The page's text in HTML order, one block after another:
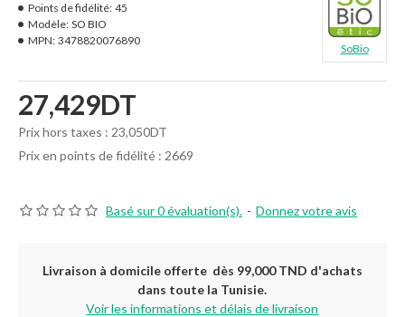
Basé sur 0 évaluation(s). - Donnez votre avis
27,429DT
Prix hors taxes : 23,050DT
Prix en points de fidélité : 2669
Points de fidélité: 45
Modèle: SO BIO
MPN: 3478820076890
SoBio
Livraison à domicile offerte dès 99,000 TND d'achats
dans toute la Tunisie.
Voir les informations et délais de livraison